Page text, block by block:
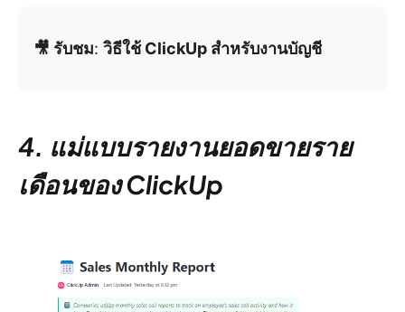
🎥 รับชม: วิธีใช้ ClickUp สำหรับงานบัญชี
4. แม่แบบรายงานยอดขายราย
เดือนของ ClickUp